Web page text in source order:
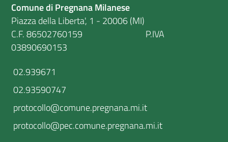
Comune di Pregnana Milanese
Piazza della Liberta', 1 - 20006 (MI)
C.F. 86502760159 P.IVA
03890690153
02.939671
02.93590747
protocollo@comune.pregnana.mi.it
protocollo@pec.comune.pregnana.mi.it